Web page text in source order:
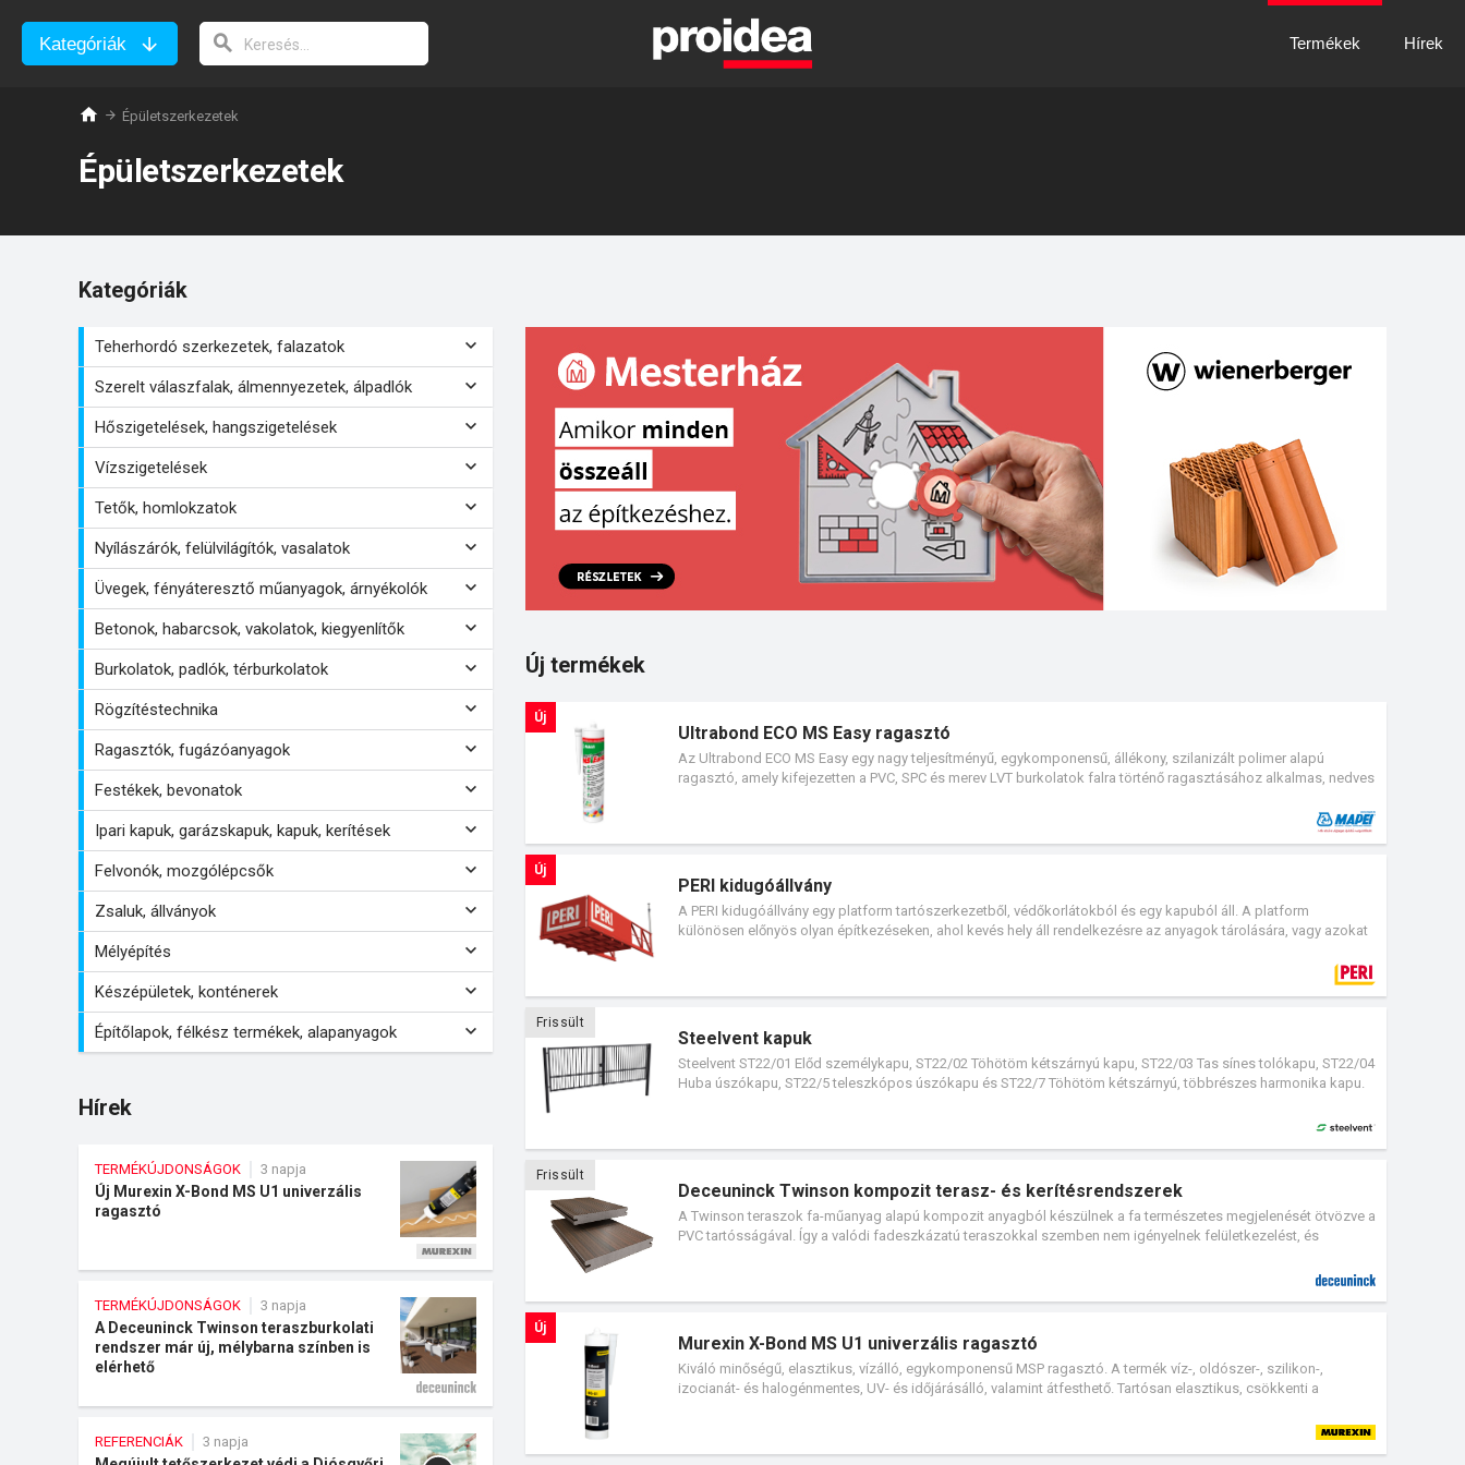
Kategóriák Termékek Hírek
Épületszerkezetek
Épületszerkezetek
Kategóriák
Teherhordó szerkezetek, falazatok
Szerelt válaszfalak, álmennyezetek, álpadlók
Hőszigetelések, hangszigetelések
Vízszigetelések
Tetők, homlokzatok
Nyílászárók, felülvilágítók, vasalatok
Üvegek, fényáteresztő műanyagok, árnyékolók
Betonok, habarcsok, vakolatok, kiegyenlítők
Burkolatok, padlók, térburkolatok
Rögzítéstechnika
Ragasztók, fugázóanyagok
Festékek, bevonatok
Ipari kapuk, garázskapuk, kapuk, kerítések
Felvonók, mozgólépcsők
Zsaluk, állványok
Mélyépítés
Készépületek, konténerek
Építőlapok, félkész termékek, alapanyagok
Új termékek
Új
Ultrabond ECO MS Easy ragasztó
Az Ultrabond ECO MS Easy egy nagy teljesítményű, egykomponensű, állékony, szilanizált polimer alapú
ragasztó, amely kifejezetten a PVC, SPC és merev LVT burkolatok falra történő ragasztásához alkalmas, nedves
Új
PERI kidugóállvány
A PERI kidugóállvány egy platform tartószerkezetből, védőkorlátokból és egy kapuból áll. A platform
különösen előnyös olyan építkezéseken, ahol kevés hely áll rendelkezésre az anyagok tárolására, vagy azokat
Frissült
Steelvent kapuk
Steelvent ST22/01 Előd személykapu, ST22/02 Töhötöm kétszárnyú kapu, ST22/03 Tas sínes tolókapu, ST22/04
Huba úszókapu, ST22/5 teleszkópos úszókapu és ST22/7 Töhötöm kétszárnyú, többrészes harmonika kapu.
Frissült
Deceuninck Twinson kompozit terasz- és kerítésrendszerek
A Twinson teraszok fa-műanyag alapú kompozit anyagból készülnek a fa természetes megjelenését ötvözve a
PVC tartósságával. Így a valódi fadeszkázatú teraszokkal szemben nem igényelnek felületkezelést, és
illeszkedik. A minimális karbantartást igénylő Twinson Majestic Massive Pro védőrétege megakadályozza a
foltok beszívódását a felületbe, így a lapok tisztítása rendkívül egyszerű, mindössze vizes lemosásukra van
szükség.
Új
Murexin X-Bond MS U1 univerzális ragasztó
Kiváló minőségű, elasztikus, vízálló, egykomponensű MSP ragasztó. A termék víz-, oldószer-, szilikon-,
izocianát- és halogénmentes, UV- és időjárásálló, valamint átfesthető. Tartósan elasztikus, csökkenti a
Hírek
TERMÉKÚJDONSÁGOK 3 napja
Új Murexin X-Bond MS U1 univerzális
ragasztó
TERMÉKÚJDONSÁGOK 3 napja
A Deceuninck Twinson teraszburkolati
rendszer már új, mélybarna színben is
elérhető
REFERENCIÁK 3 napja